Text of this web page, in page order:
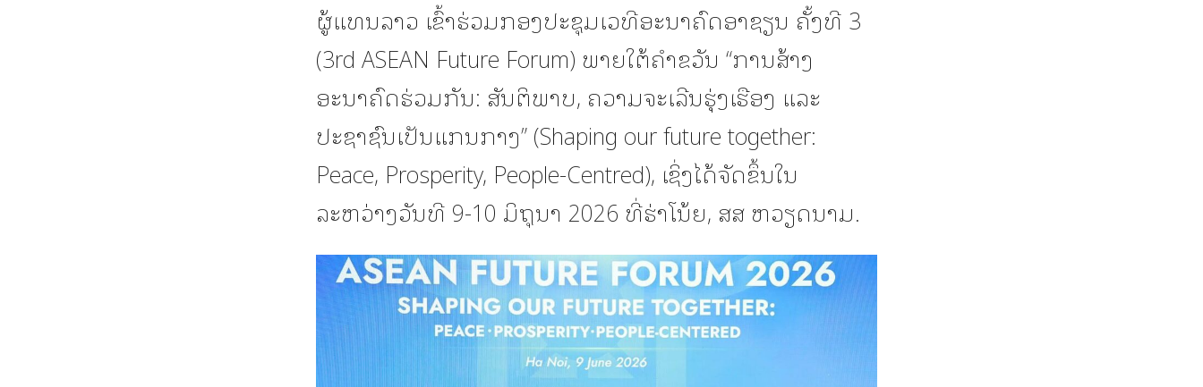
ຜູ້ແທນລາວ ເຂົ້າຮ່ວມກອງປະຊຸມເວທີອະນາຄົດອາຊຽນ ຄັ້ງທີ 3
(3rd ASEAN Future Forum) ພາຍໃຕ້ຄໍາຂວັນ “ການສ້າງ
ອະນາຄົດຮ່ວມກັນ: ສັນຕິພາບ, ຄວາມຈະເລີນຮຸ່ງເຮືອງ ແລະ
ປະຊາຊົນເປັນແກນກາງ” (Shaping our future together:
Peace, Prosperity, People-Centred), ເຊິ່ງໄດ້ຈັດຂຶ້ນໃນ
ລະຫວ່າງວັນທີ 9-10 ມິຖຸນາ 2026 ທີ່ຮ່າໂນ້ຍ, ສສ ຫວຽດນາມ.